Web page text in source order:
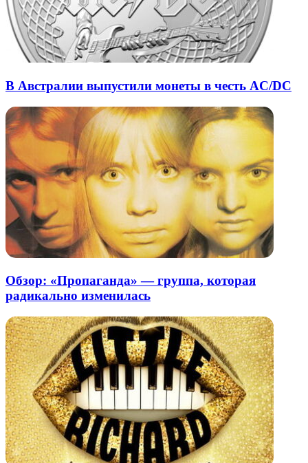
В Австралии выпустили монеты в честь AC/DC
Обзор: «Пропаганда» — группа, которая
радикально изменилась